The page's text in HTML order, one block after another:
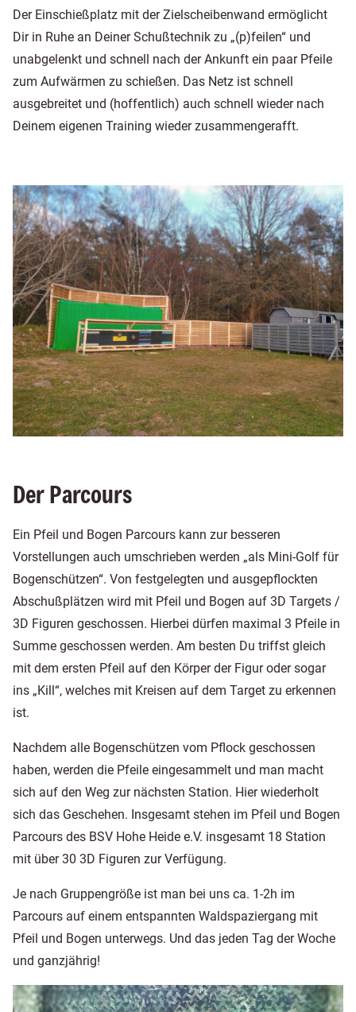
Der Einschießplatz mit der Zielscheibenwand ermöglicht
Dir in Ruhe an Deiner Schußtechnik zu „(p)feilen“ und
unabgelenkt und schnell nach der Ankunft ein paar Pfeile
zum Aufwärmen zu schießen. Das Netz ist schnell
ausgebreitet und (hoffentlich) auch schnell wieder nach
Deinem eigenen Training wieder zusammengerafft.
Der Parcours
Ein Pfeil und Bogen Parcours kann zur besseren
Vorstellungen auch umschrieben werden „als Mini-Golf für
Bogenschützen“. Von festgelegten und ausgepflockten
Abschußplätzen wird mit Pfeil und Bogen auf 3D Targets /
3D Figuren geschossen. Hierbei dürfen maximal 3 Pfeile in
Summe geschossen werden. Am besten Du triffst gleich
mit dem ersten Pfeil auf den Körper der Figur oder sogar
ins „Kill“, welches mit Kreisen auf dem Target zu erkennen
ist.
Nachdem alle Bogenschützen vom Pflock geschossen
haben, werden die Pfeile eingesammelt und man macht
sich auf den Weg zur nächsten Station. Hier wiederholt
sich das Geschehen. Insgesamt stehen im Pfeil und Bogen
Parcours des BSV Hohe Heide e.V. insgesamt 18 Station
mit über 30 3D Figuren zur Verfügung.
Je nach Gruppengröße ist man bei uns ca. 1-2h im
Parcours auf einem entspannten Waldspaziergang mit
Pfeil und Bogen unterwegs. Und das jeden Tag der Woche
und ganzjährig!